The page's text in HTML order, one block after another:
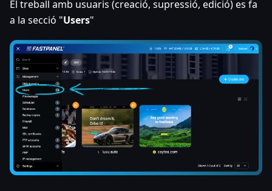
El treball amb usuaris (creació, supressió, edició) es fa
a la secció "Users"